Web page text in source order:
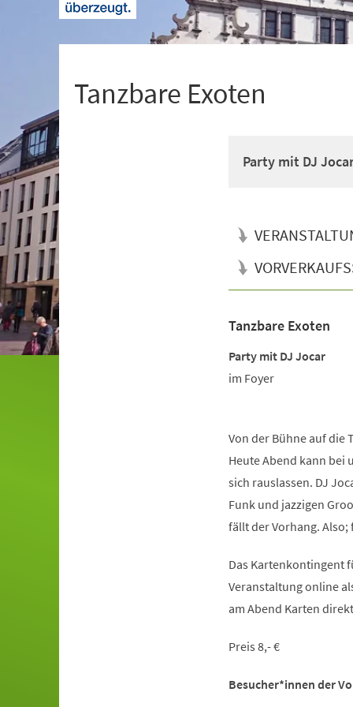
Tanzbare Exoten
Party mit DJ
Tanzbare Exoten
Party mit DJ Jocar
im Foyer
Von der Bühne auf die
Heute Abend kann bei
sich rauslassen. DJ
Funk und jazzigen
fällt der Vorhang. Also;
Das Kartenkontingent
Veranstaltung online
am Abend Karten
Preis 8,- €
Besucher*innen der